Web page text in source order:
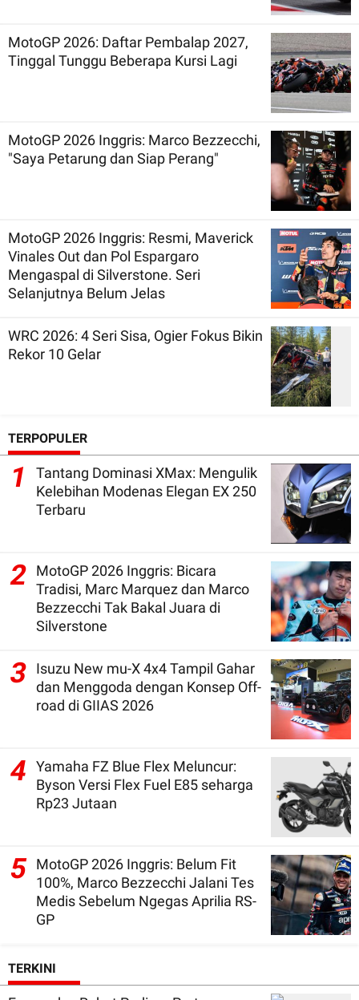
MotoGP 2026: Daftar Pembalap 2027,
Tinggal Tunggu Beberapa Kursi Lagi
MotoGP 2026 Inggris: Marco Bezzecchi,
"Saya Petarung dan Siap Perang"
MotoGP 2026 Inggris: Resmi, Maverick
Vinales Out dan Pol Espargaro
Mengaspal di Silverstone. Seri
Selanjutnya Belum Jelas
WRC 2026: 4 Seri Sisa, Ogier Fokus Bikin
Rekor 10 Gelar
TERPOPULER
1
Tantang Dominasi XMax: Mengulik
Kelebihan Modenas Elegan EX 250
Terbaru
2
MotoGP 2026 Inggris: Bicara
Tradisi, Marc Marquez dan Marco
Bezzecchi Tak Bakal Juara di
Silverstone
3
Isuzu New mu-X 4x4 Tampil Gahar
dan Menggoda dengan Konsep Off-
road di GIIAS 2026
4
Yamaha FZ Blue Flex Meluncur:
Byson Versi Flex Fuel E85 seharga
Rp23 Jutaan
5 MotoGP 2026 Inggris: Belum Fit
100%, Marco Bezzecchi Jalani Tes
Medis Sebelum Ngegas Aprilia RS-
GP
TERKINI